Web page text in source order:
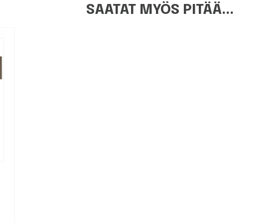
SAATAT MYÖS PITÄÄ...